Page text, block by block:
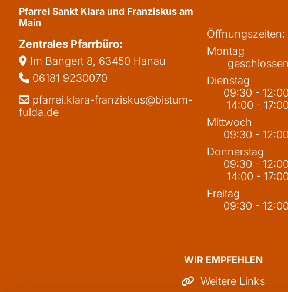
Pfarrei Sankt Klara und Franziskus am
Main
Zentrales Pfarrbüro:
 Im Bangert 8, 63450 Hanau
 06181 9230070
 pfarrei.klara-franziskus@bistum-
fulda.de
Öffnungszeiten:
Montag
geschlossen
Dienstag
09:30 - 12:00
14:00 - 17:00
Mittwoch
09:30 - 12:00
Donnerstag
09:30 - 12:00
14:00 - 17:00
Freitag
09:30 - 12:00
WIR EMPFEHLEN
 Weitere Links